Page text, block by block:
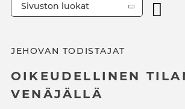
JEHOVAN TODISTAJAT
OIKEUDELLINEN
VENÄJÄLLÄ
Sivuston luokat